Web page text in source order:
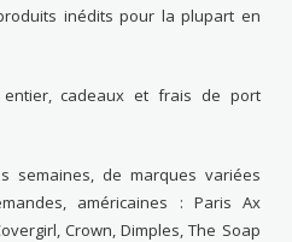
inédits pour la plupart en
cadeaux et frais de port
semaines, de marques variées
américaines : Paris Ax
Crown, Dimples, The Soap